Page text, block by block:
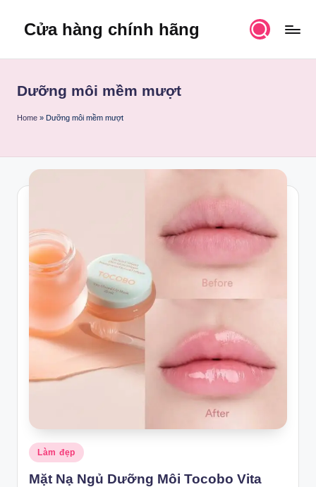
Cửa hàng chính hãng
Dưỡng môi mềm mượt
Home » Dưỡng môi mềm mượt
Posted
in
Làm đẹp
Mặt Nạ Ngủ Dưỡng Môi Tocobo Vita